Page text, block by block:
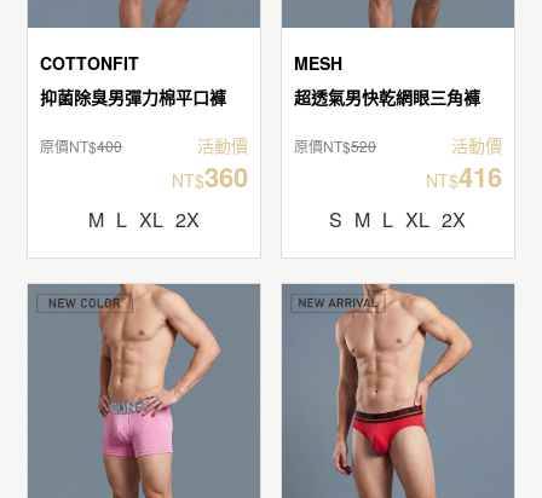
COTTONFIT
抑菌除臭男彈力棉平口褲
原價NT$400
活動價
NT$360
M L XL 2X
MESH
超透氣男快乾網眼三角褲
原價NT$520
活動價
NT$416
S M L XL 2X